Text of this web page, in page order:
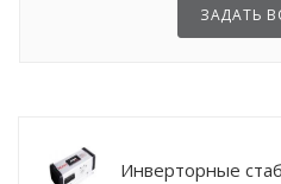
ЗАДАТЬ
Инверторные